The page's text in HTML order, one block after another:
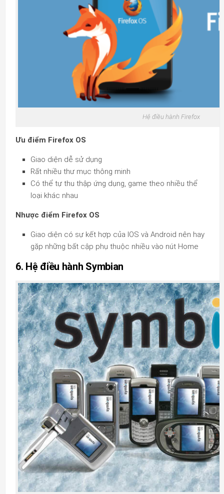
Hệ điều hành Firefox
Ưu điểm Firefox OS
Giao diện dễ sử dụng
Rất nhiều thư mục thông minh
Có thể tự thu thập ứng dụng, game theo nhiều thể
loại khác nhau
Nhược điểm Firefox OS
Giao diện có sự kết hợp của IOS và Android nên hay
gặp những bất cập phụ thuộc nhiều vào nút Home
6. Hệ điều hành Symbian